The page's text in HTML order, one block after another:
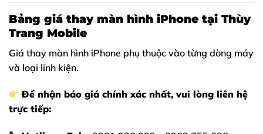
Bảng giá thay màn hình iPhone tại Thùy
Trang Mobile
Giá thay màn hình iPhone phụ thuộc vào từng dòng máy
và loại linh kiện.
Để nhận báo giá chính xác nhất, vui lòng liên hệ
trực tiếp: